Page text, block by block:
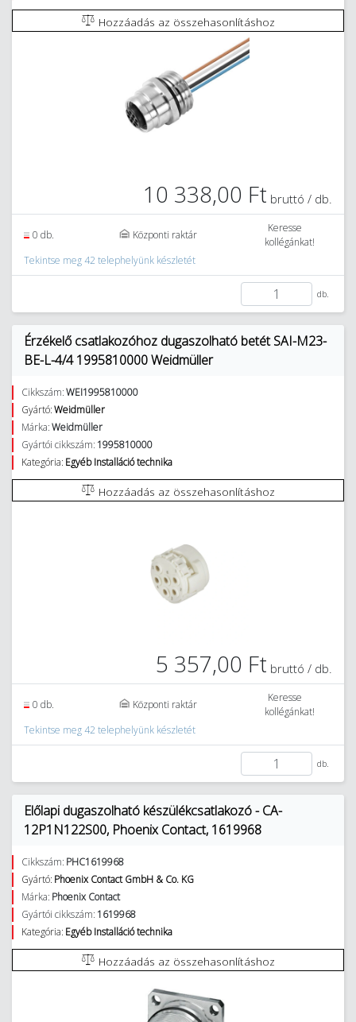
Hozzáadás az összehasonlításhoz
10 338,00 Ft bruttó / db.
0 db. Központi raktár
Keresse
kollégánkat!
Tekintse meg 42 telephelyünk készletét
db.
Érzékelő csatlakozóhoz dugaszolható betét SAI-M23-
BE-L-4/4 1995810000 Weidmüller
Cikkszám:WEI1995810000
Gyártó:Weidmüller
Márka:Weidmüller
Gyártói cikkszám: 1995810000
Kategória: Egyéb Installáció technika
Hozzáadás az összehasonlításhoz
5 357,00 Ft bruttó / db.
0 db. Központi raktár
Keresse
kollégánkat!
Tekintse meg 42 telephelyünk készletét
db.
Előlapi dugaszolható készülékcsatlakozó - CA-
12P1N122S00, Phoenix Contact, 1619968
Cikkszám: PHC1619968
Gyártó: Phoenix Contact GmbH & Co. KG
Márka: Phoenix Contact
Gyártói cikkszám: 1619968
Kategória: Egyéb Installáció technika
Hozzáadás az összehasonlításhoz